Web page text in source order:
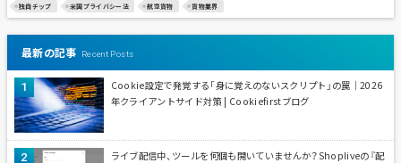
独自チップ 米国プライバシー法 航空貨物 貨物業界
最新の記事 Recent Posts
Cookie設定で発覚する「身に覚えのないスクリプト」の罠｜2026
年クライアントサイド対策 | Cookiefirstブログ
ライブ配信中、ツールを何個も開いていませんか？Shopliveの『配